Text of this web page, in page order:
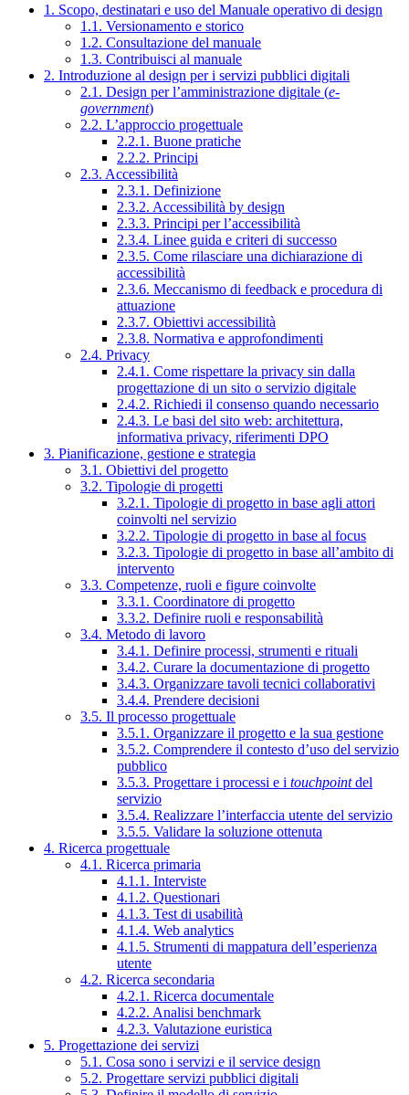
1. Scopo, destinatari e uso del Manuale operativo di design
1.1. Versionamento e storico
1.2. Consultazione del manuale
1.3. Contribuisci al manuale
2. Introduzione al design per i servizi pubblici digitali
2.1. Design per l’amministrazione digitale (e-
government)
2.2. L’approccio progettuale
2.2.1. Buone pratiche
2.2.2. Principi
2.3. Accessibilità
2.3.1. Definizione
2.3.2. Accessibilità by design
2.3.3. Principi per l’accessibilità
2.3.4. Linee guida e criteri di successo
2.3.5. Come rilasciare una dichiarazione di
accessibilità
2.3.6. Meccanismo di feedback e procedura di
attuazione
2.3.7. Obiettivi accessibilità
2.3.8. Normativa e approfondimenti
2.4. Privacy
2.4.1. Come rispettare la privacy sin dalla
progettazione di un sito o servizio digitale
2.4.2. Richiedi il consenso quando necessario
2.4.3. Le basi del sito web: architettura,
informativa privacy, riferimenti DPO
3. Pianificazione, gestione e strategia
3.1. Obiettivi del progetto
3.2. Tipologie di progetti
3.2.1. Tipologie di progetto in base agli attori
coinvolti nel servizio
3.2.2. Tipologie di progetto in base al focus
3.2.3. Tipologie di progetto in base all’ambito di
intervento
3.3. Competenze, ruoli e figure coinvolte
3.3.1. Coordinatore di progetto
3.3.2. Definire ruoli e responsabilità
3.4. Metodo di lavoro
3.4.1. Definire processi, strumenti e rituali
3.4.2. Curare la documentazione di progetto
3.4.3. Organizzare tavoli tecnici collaborativi
3.4.4. Prendere decisioni
3.5. Il processo progettuale
3.5.1. Organizzare il progetto e la sua gestione
3.5.2. Comprendere il contesto d’uso del servizio
pubblico
3.5.3. Progettare i processi e i touchpointdel
servizio
3.5.4. Realizzare l’interfaccia utente del servizio
3.5.5. Validare la soluzione ottenuta
4. Ricerca progettuale
4.1. Ricerca primaria
4.1.1. Interviste
4.1.2. Questionari
4.1.3. Test di usabilità
4.1.4. Web analytics
4.1.5. Strumenti di mappatura dell’esperienza
utente
4.2. Ricerca secondaria
4.2.1. Ricerca documentale
4.2.2. Analisi benchmark
4.2.3. Valutazione euristica
5. Progettazione dei servizi
5.1. Cosa sono i servizi e il service design
5.2. Progettare servizi pubblici digitali